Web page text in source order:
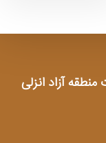
آزاد انزلی